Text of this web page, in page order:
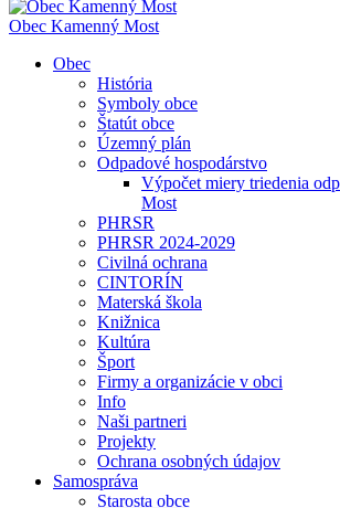
Obec Kamenný Most
Obec
História
Symboly obce
Štatút obce
Územný plán
Odpadové hospodárstvo
Výpočet miery triedenia
Most
PHRSR
PHRSR 2024-2029
Civilná ochrana
CINTORÍN
Materská škola
Knižnica
Kultúra
Šport
Firmy a organizácie v obci
Info
Naši partneri
Projekty
Ochrana osobných údajov
Samospráva
Starosta obce